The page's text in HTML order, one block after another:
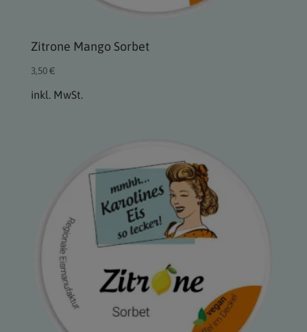
Zitrone Mango Sorbet
3,50€
inkl. MwSt.